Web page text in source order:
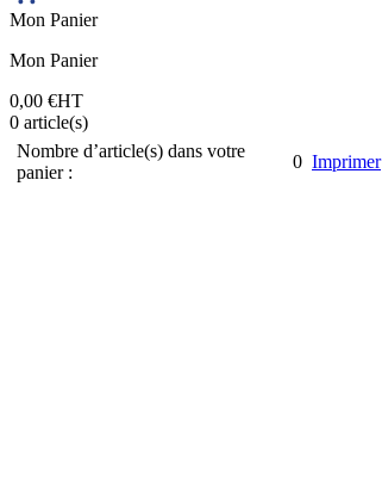
Mon Panier
Mon Panier
0,00 €HT
0 article(s)
Nombre d’article(s) dans votre
panier :
0 Imprimer